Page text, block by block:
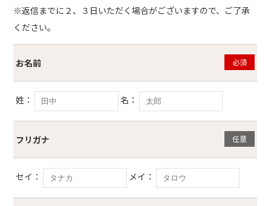
※返信までに２、３日いただく場合がございますので、ご了承
ください。
お名前 必須
姓： 名：
フリガナ 任意
セイ： メイ：